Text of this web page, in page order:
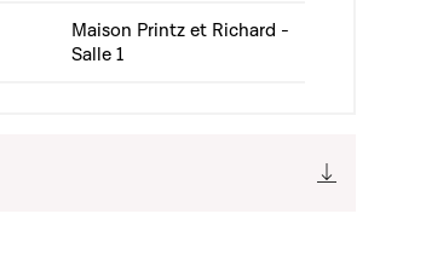
Maison Printz et Richard -
Salle 1